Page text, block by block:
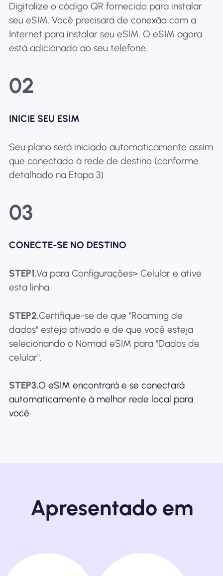
Digitalize o código QR fornecido para instalar
seu eSIM. Você precisará de conexão com a
Internet para instalar seu eSIM. O eSIM agora
está adicionado ao seu telefone.
02
INICIE SEU ESIM
Seu plano será iniciado automaticamente assim
que conectado à rede de destino (conforme
detalhado na Etapa 3)
03
CONECTE-SE NO DESTINO
STEP1.Vá para Configurações> Celular e ative
esta linha.
STEP2.Certifique-se de que "Roaming de
dados" esteja ativado e de que você esteja
selecionando o Nomad eSIM para "Dados de
celular".
STEP3.O eSIM encontrará e se conectará
automaticamente à melhor rede local para
você.
Apresentado em